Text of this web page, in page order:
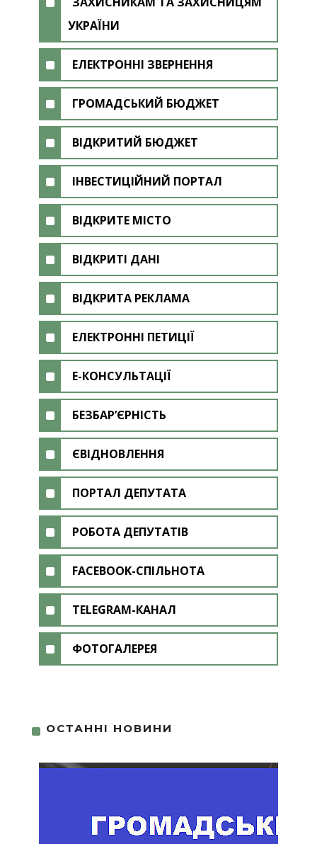
УКРАЇНИ
ЕЛЕКТРОННІ ЗВЕРНЕННЯ
ГРОМАДСЬКИЙ БЮДЖЕТ
ВІДКРИТИЙ БЮДЖЕТ
ІНВЕСТИЦІЙНИЙ ПОРТАЛ
ВІДКРИТЕ МІСТО
ВІДКРИТІ ДАНІ
ВІДКРИТА РЕКЛАМА
ЕЛЕКТРОННІ ПЕТИЦІЇ
Е-КОНСУЛЬТАЦІЇ
БЕЗБАР’ЄРНІСТЬ
ЄВІДНОВЛЕННЯ
ПОРТАЛ ДЕПУТАТА
РОБОТА ДЕПУТАТІВ
FACEBOOK-СПІЛЬНОТА
TELEGRAM-КАНАЛ
ФОТОГАЛЕРЕЯ
ОСТАННІ НОВИНИ